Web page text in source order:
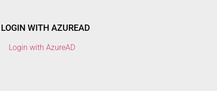
LOGIN WITH AZUREAD
Login with AzureAD